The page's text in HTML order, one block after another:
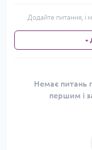
Додайте питання, і
+
Немає питань
першим і